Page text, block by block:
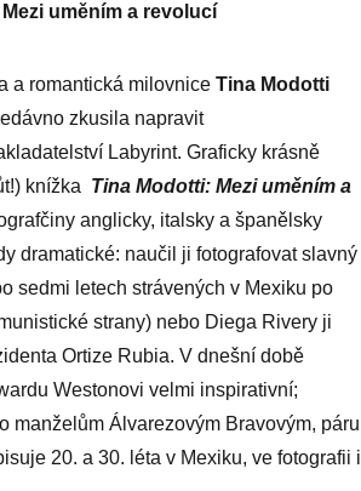
uměním a revolucí
a romantická milovnice Tina Modotti
zkusila napravit
Labyrint. Graficky krásně
knížka Tina Modotti: Mezi uměním a
anglicky, italsky a španělsky
dramatické: naučil ji fotografovat slavný
sedmi letech strávených v Mexiku po
strany) nebo Diega Rivery ji
Ortize Rubia. V dnešní době
Westonovi velmi inspirativní;
manželům Álvarezovým Bravovým, páru
20. a 30. léta v Mexiku, ve fotografii i